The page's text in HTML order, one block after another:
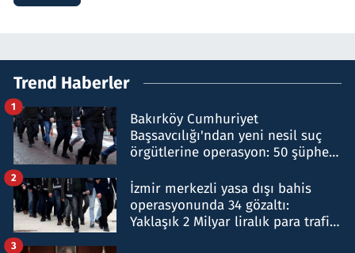
Trend Haberler
Bakırköy Cumhuriyet
Başsavcılığı'ndan yeni nesil suç
örgütlerine operasyon: 50 şüpheli
1
İzmir merkezli yasa dışı bahis
operasyonunda 34 gözaltı:
Yaklaşık 2 Milyar liralık para trafiği
2
3